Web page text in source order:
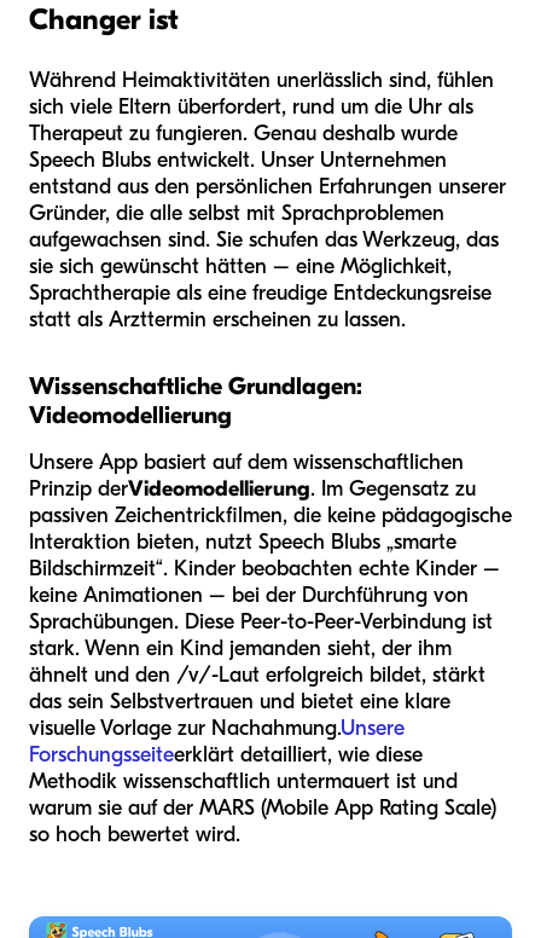
Changer ist
Während Heimaktivitäten unerlässlich sind, fühlen
sich viele Eltern überfordert, rund um die Uhr als
Therapeut zu fungieren. Genau deshalb wurde
Speech Blubs entwickelt. Unser Unternehmen
entstand aus den persönlichen Erfahrungen unserer
Gründer, die alle selbst mit Sprachproblemen
aufgewachsen sind. Sie schufen das Werkzeug, das
sie sich gewünscht hätten – eine Möglichkeit,
Sprachtherapie als eine freudige Entdeckungsreise
statt als Arzttermin erscheinen zu lassen.
Wissenschaftliche Grundlagen:
Videomodellierung
Unsere App basiert auf dem wissenschaftlichen
Prinzip derVideomodellierung. Im Gegensatz zu
passiven Zeichentrickfilmen, die keine pädagogische
Interaktion bieten, nutzt Speech Blubs „smarte
Bildschirmzeit“. Kinder beobachten echte Kinder –
keine Animationen – bei der Durchführung von
Sprachübungen. Diese Peer-to-Peer-Verbindung ist
stark. Wenn ein Kind jemanden sieht, der ihm
ähnelt und den /v/-Laut erfolgreich bildet, stärkt
das sein Selbstvertrauen und bietet eine klare
visuelle Vorlage zur Nachahmung.Unsere
Forschungsseiteerklärt detailliert, wie diese
Methodik wissenschaftlich untermauert ist und
warum sie auf der MARS (Mobile App Rating Scale)
so hoch bewertet wird.